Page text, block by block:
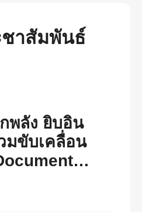
ชาสัมพันธ์
พลัง ยิบอิน
มขับเคลื่อน